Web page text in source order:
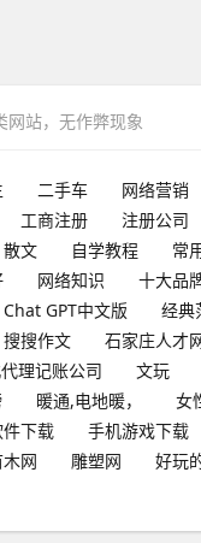
网站，无作弊现象
二手车 网络营销
工商注册 注册公司
散文 自学教程 常
网络知识 十大品
Chat GPT中文版 经典
搜搜作文 石家庄人才
理记账公司 文玩
暖通,电地暖， 女
下载 手机游戏下载
网 雕塑网 好玩